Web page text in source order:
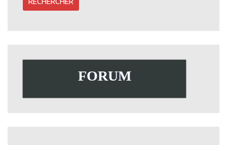
FORUM